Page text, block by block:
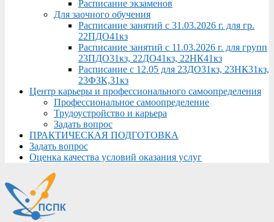
Расписание экзаменов
Для заочного обучения
Расписание занятий с 31.03.2026 г. для гр.
22ПДО41кз
Расписание занятий с 11.03.2026 г. для групп
23ПДО31кз, 22ДО41кз, 22НК41кз
Расписание с 12.05 для 23ДО31кз, 23НК31кз,
23ФЗК,31кз
Центр карьеры и профессионального самоопределения
Профессиональное самоопределение
Трудоустройство и карьера
Задать вопрос
ПРАКТИЧЕСКАЯ ПОДГОТОВКА
Задать вопрос
Оценка качества условий оказания услуг